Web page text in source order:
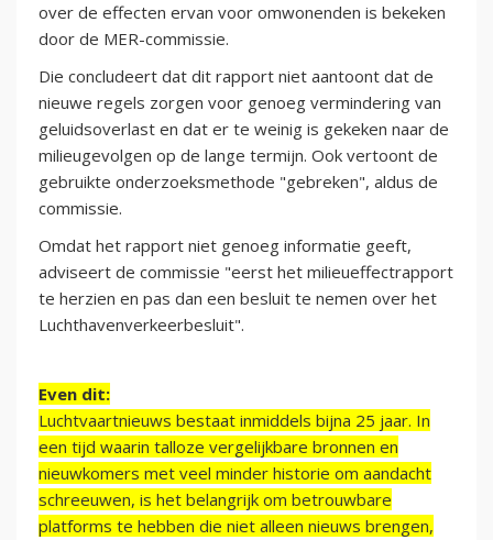
over de effecten ervan voor omwonenden is bekeken
door de MER-commissie.
Die concludeert dat dit rapport niet aantoont dat de
nieuwe regels zorgen voor genoeg vermindering van
geluidsoverlast en dat er te weinig is gekeken naar de
milieugevolgen op de lange termijn. Ook vertoont de
gebruikte onderzoeksmethode "gebreken", aldus de
commissie.
Omdat het rapport niet genoeg informatie geeft,
adviseert de commissie "eerst het milieueffectrapport
te herzien en pas dan een besluit te nemen over het
Luchthavenverkeerbesluit".
Even dit:
Luchtvaartnieuws bestaat inmiddels bijna 25 jaar. In
een tijd waarin talloze vergelijkbare bronnen en
nieuwkomers met veel minder historie om aandacht
schreeuwen, is het belangrijk om betrouwbare
platforms te hebben die niet alleen nieuws brengen,